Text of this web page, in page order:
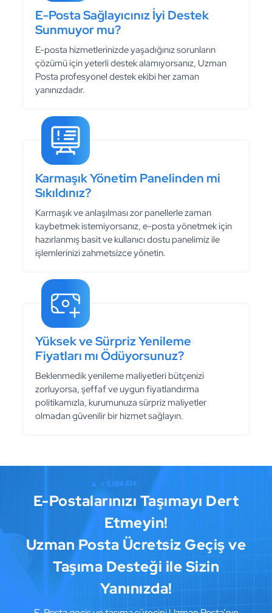
E-Posta Sağlayıcınız İyi Destek
Sunmuyor mu?
E-posta hizmetlerinizde yaşadığınız sorunların
çözümü için yeterli destek alamıyorsanız, Uzman
Posta profesyonel destek ekibi her zaman
yanınızdadır.
Karmaşık Yönetim Panelinden mi
Sıkıldınız?
Karmaşık ve anlaşılması zor panellerle zaman
kaybetmek istemiyorsanız, e-posta yönetmek için
hazırlanmış basit ve kullanıcı dostu panelimiz ile
işlemlerinizi zahmetsizce yönetin.
Yüksek ve Sürpriz Yenileme
Fiyatları mı Ödüyorsunuz?
Beklenmedik yenileme maliyetleri bütçenizi
zorluyorsa, şeffaf ve uygun fiyatlandırma
politikamızla, kurumunuza sürpriz maliyetler
olmadan güvenilir bir hizmet sağlayın.
E-Postalarınızı Taşımayı Dert
Etmeyin!
Uzman Posta Ücretsiz Geçiş ve
Taşıma Desteği ile Sizin
Yanınızda!